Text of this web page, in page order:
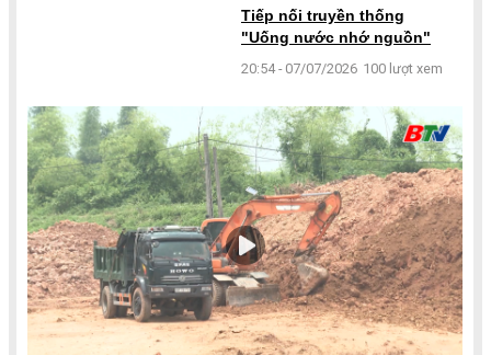
Tiếp nối truyền thống
"Uống nước nhớ nguồn"
20:54 - 07/07/2026 100 lượt xem